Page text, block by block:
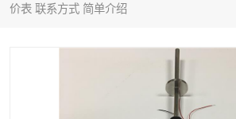
价表 联系方式 简单介绍
浮球液位开关
机械式油表 水流